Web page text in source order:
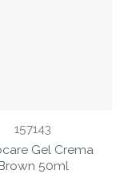
157143
Gel Crema
50ml